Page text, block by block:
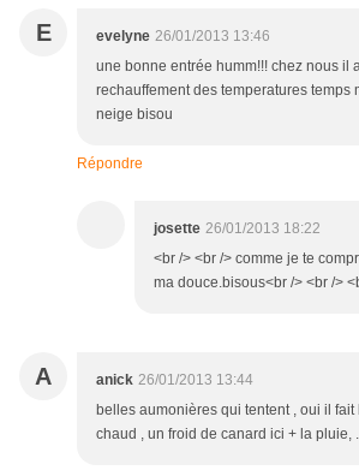
E evelyne 26/01/2013 13:46
une bonne entrée humm!!! chez nous il
rechauffement des temperatures temps
neige bisou
Répondre
josette 26/01/2013 18:22
<br /> <br /> comme je te
ma douce.bisous<br /> <br />
A anick 26/01/2013 13:44
belles aumonières qui tentent , oui il fait
chaud , un froid de canard ici + la pluie,